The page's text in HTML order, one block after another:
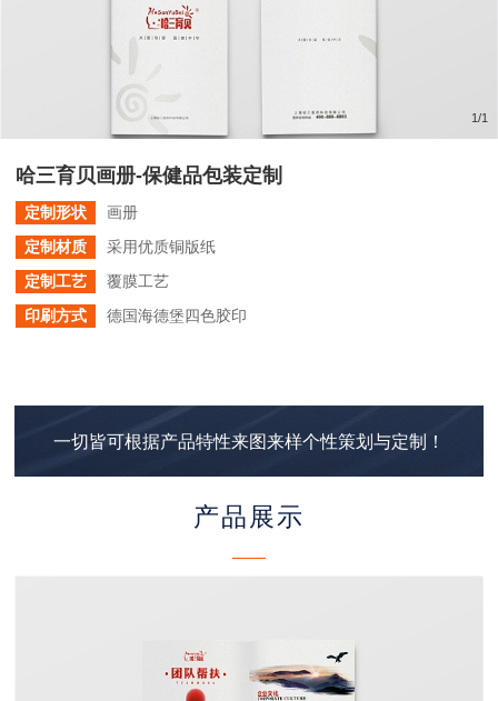
1/1
哈三育贝画册-保健品包装定制
定制形状
画册
定制材质
采用优质铜版纸
定制工艺
覆膜工艺
印刷方式
德国海德堡四色胶印
一切皆可根据产品特性来图来样个性策划与定制！
产品展示